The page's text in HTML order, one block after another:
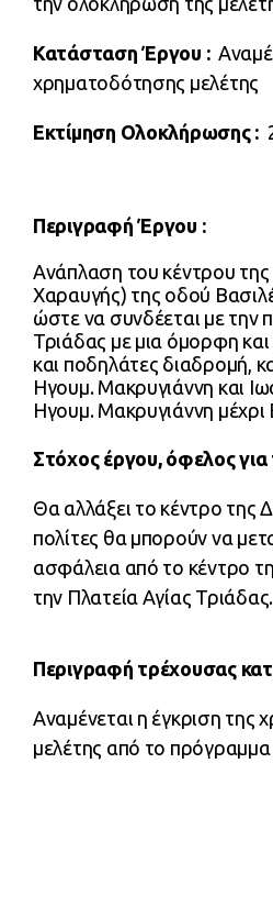
Κατάσταση Έργου :
χρηματοδότησης μελέτης
Εκτίμηση Ολοκλήρωσης :
Περιγραφή Έργου :
Ανάπλαση του κέντρου της
Χαραυγής) της οδού
ώστε να συνδέεται με την
Τριάδας με μια όμορφη
και ποδηλάτες διαδρομή,
Ηγουμ. Μακρυγιάννη και
Ηγουμ. Μακρυγιάννη μέχρι
Στόχος έργου, όφελος για
Θα αλλάξει το κέντρο της
πολίτες θα μπορούν να
ασφάλεια από το κέντρο
την Πλατεία Αγίας Τριάδας.
Περιγραφή τρέχουσας
Αναμένεται η έγκριση της
μελέτης από το